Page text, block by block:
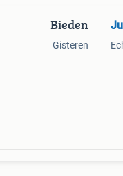
Bieden
Gisteren